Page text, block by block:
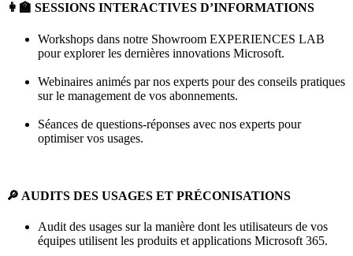
👩‍🏫 SESSIONS INTERACTIVES D’INFORMATIONS
Workshops dans notre Showroom EXPERIENCES LAB
pour explorer les dernières innovations Microsoft.
Webinaires animés par nos experts pour des conseils pratiques
sur le management de vos abonnements.
Séances de questions-réponses avec nos experts pour
optimiser vos usages.
🔎 AUDITS DES USAGES ET PRÉCONISATIONS
Audit des usages sur la manière dont les utilisateurs de vos
équipes utilisent les produits et applications Microsoft 365.